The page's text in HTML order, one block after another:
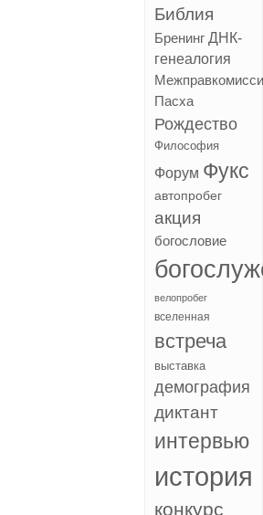
Библия
Бренинг ДНК-
генеалогия
Пасха
Рождество
Философия
Форум Фукс
автопробег
акция
богословие
велопробег
вселенная
встреча
выставка
демография
диктант
интервью
история
конкурс